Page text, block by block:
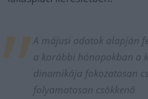
A májusi adatok alapján
a korábbi hónapokban a
dinamikája fokozatosan
folyamatosan csökkenő